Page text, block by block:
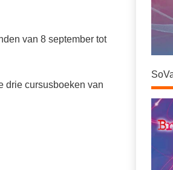
van 8 september tot
drie cursusboeken van